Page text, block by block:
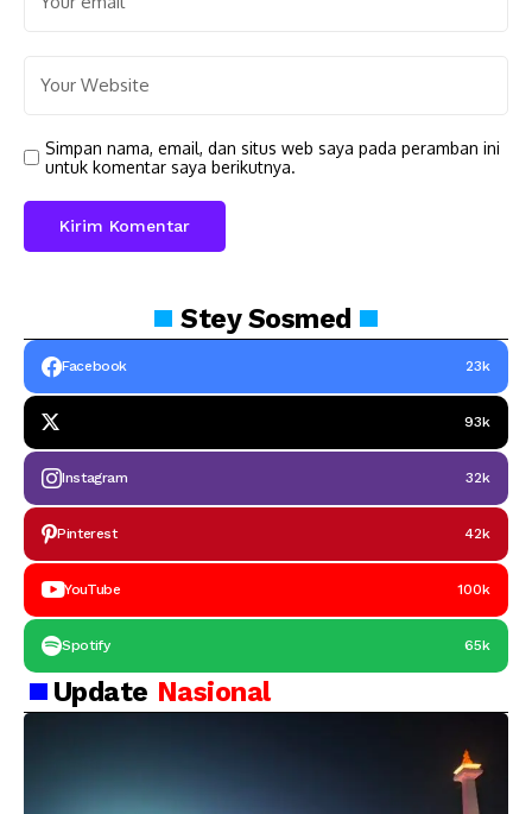
Simpan nama, email, dan situs web saya pada peramban ini
untuk komentar saya berikutnya.
SteySosmed
Facebook 23k
93k
Instagram 32k
Pinterest 42k
YouTube 100k
Spotify 65k
Update Nasional